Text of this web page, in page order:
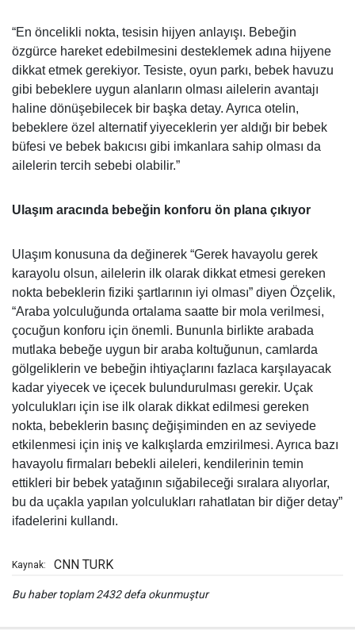
“En öncelikli nokta, tesisin hijyen anlayışı. Bebeğin
özgürce hareket edebilmesini desteklemek adına hijyene
dikkat etmek gerekiyor. Tesiste, oyun parkı, bebek havuzu
gibi bebeklere uygun alanların olması ailelerin avantajı
haline dönüşebilecek bir başka detay. Ayrıca otelin,
bebeklere özel alternatif yiyeceklerin yer aldığı bir bebek
büfesi ve bebek bakıcısı gibi imkanlara sahip olması da
ailelerin tercih sebebi olabilir.”
Ulaşım aracında bebeğin konforu ön plana çıkıyor
Ulaşım konusuna da değinerek “Gerek havayolu gerek
karayolu olsun, ailelerin ilk olarak dikkat etmesi gereken
nokta bebeklerin fiziki şartlarının iyi olması” diyen Özçelik,
“Araba yolculuğunda ortalama saatte bir mola verilmesi,
çocuğun konforu için önemli. Bununla birlikte arabada
mutlaka bebeğe uygun bir araba koltuğunun, camlarda
gölgeliklerin ve bebeğin ihtiyaçlarını fazlaca karşılayacak
kadar yiyecek ve içecek bulundurulması gerekir. Uçak
yolculukları için ise ilk olarak dikkat edilmesi gereken
nokta, bebeklerin basınç değişiminden en az seviyede
etkilenmesi için iniş ve kalkışlarda emzirilmesi. Ayrıca bazı
havayolu firmaları bebekli aileleri, kendilerinin temin
ettikleri bir bebek yatağının sığabileceği sıralara alıyorlar,
bu da uçakla yapılan yolculukları rahatlatan bir diğer detay”
ifadelerini kullandı.
Kaynak: CNN TURK
Bu haber toplam 2432 defa okunmuştur